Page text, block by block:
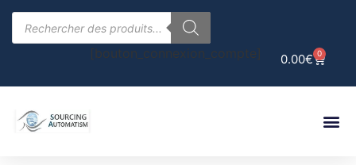
0.00€ 0
[bouton_connexion_compte]